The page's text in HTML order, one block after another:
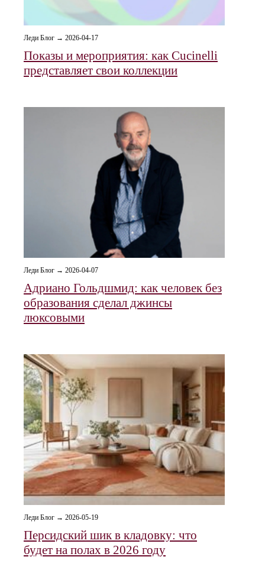
Леди Блог → 2026-04-17
Показы и мероприятия: как Cucinelli
представляет свои коллекции
Леди Блог → 2026-04-07
Адриано Гольдшмид: как человек без
образования сделал джинсы
люксовыми
Леди Блог → 2026-05-19
Персидский шик в кладовку: что
будет на полах в 2026 году